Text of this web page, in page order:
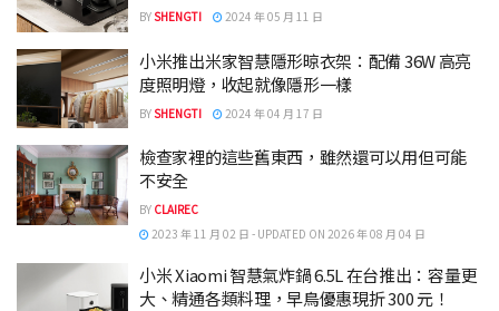
BYSHENGTI 2024 年 05 月 11 日
小米推出米家智慧隱形晾衣架：配備 36W 高亮
度照明燈，收起就像隱形一樣
BYSHENGTI 2024 年 04 月 17 日
檢查家裡的這些舊東西，雖然還可以用但可能
不安全
BY CLAIREC
2023 年 11 月 02 日 - UPDATED ON 2026 年 08 月 04 日
小米 Xiaomi 智慧氣炸鍋 6.5L 在台推出：容量更
大、精通各類料理，早鳥優惠現折 300 元！